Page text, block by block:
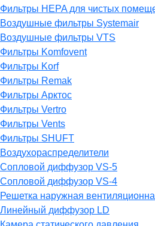
Фильтры HEPA для чистых
Воздушные фильтры Systemair
Воздушные фильтры VTS
Фильтры Komfovent
Фильтры Korf
Фильтры Remak
Фильтры Арктос
Фильтры Vertro
Фильтры Vents
Фильтры SHUFT
Воздухораспределители
Сопловой диффузор VS-5
Сопловой диффузор VS-4
Решетка наружная
Линейный диффузор LD